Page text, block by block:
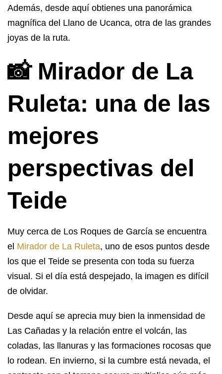
Además, desde aquí obtienes una panorámica
magnífica del Llano de Ucanca, otra de las grandes
joyas de la ruta.
📸 Mirador de La
Ruleta: una de las
mejores
perspectivas del
Teide
Muy cerca de Los Roques de García se encuentra
el Mirador de La Ruleta, uno de esos puntos desde
los que el Teide se presenta con toda su fuerza
visual. Si el día está despejado, la imagen es difícil
de olvidar.
Desde aquí se aprecia muy bien la inmensidad de
Las Cañadas y la relación entre el volcán, las
coladas, las llanuras y las formaciones rocosas que
lo rodean. En invierno, si la cumbre está nevada, el